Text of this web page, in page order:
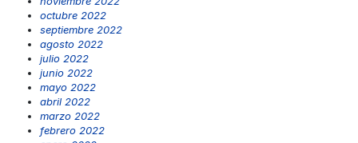
octubre 2022
septiembre 2022
agosto 2022
julio 2022
junio 2022
mayo 2022
abril 2022
marzo 2022
febrero 2022